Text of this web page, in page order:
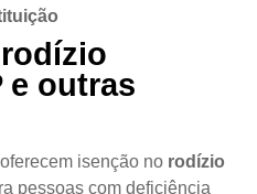
e outras
oferecem isenção no rodízio
pessoas com deficiência